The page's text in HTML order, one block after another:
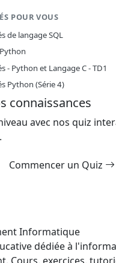
POUR VOUS
de langage SQL
- Python et Langage C - TD1
Python (Série 4)
connaissances
avec nos quiz
Commencer un Quiz
dédiée à